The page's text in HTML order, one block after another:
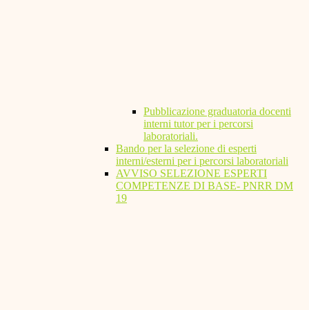
Pubblicazione graduatoria docenti
interni tutor per i percorsi
laboratoriali.
Bando per la selezione di esperti
interni/esterni per i percorsi laboratoriali
AVVISO SELEZIONE ESPERTI
COMPETENZE DI BASE- PNRR DM
19